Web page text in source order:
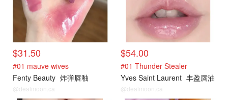
$31.50
#01 mauve wives
Fenty Beauty 炸弹唇釉
@dealmoon.ca
$54.00
#01 Thunder Stealer
Yves Saint Laurent 丰盈唇油
@dealmoon.ca